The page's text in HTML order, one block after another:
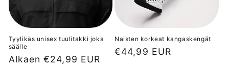
:
Tyylikäs unisex tuulitakki joka
säälle
Normaalihinta
Alkaen €24,99 EUR
Naisten korkeat kangaskengät
Normaalihinta
€44,99 EUR